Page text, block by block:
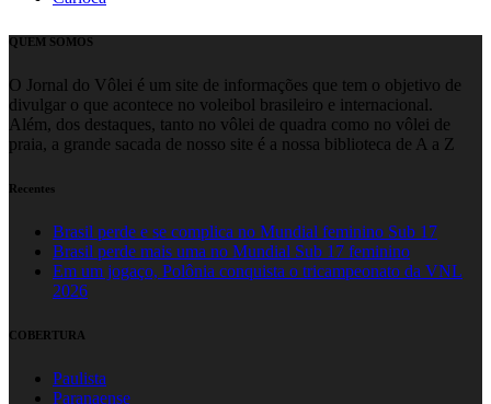
QUEM SOMOS
O Jornal do Vôlei é um site de informações que tem o objetivo de
divulgar o que acontece no voleibol brasileiro e internacional.
Além, dos destaques, tanto no vôlei de quadra como no vôlei de
praia, a grande sacada de nosso site é a nossa biblioteca de A a Z
Recentes
Brasil perde e se complica no Mundial feminino Sub 17
Brasil perde mais uma no Mundial Sub 17 feminino
Em um jogaço, Polônia conquista o tricampeonato da VNL
2026
COBERTURA
Paulista
Paranaense